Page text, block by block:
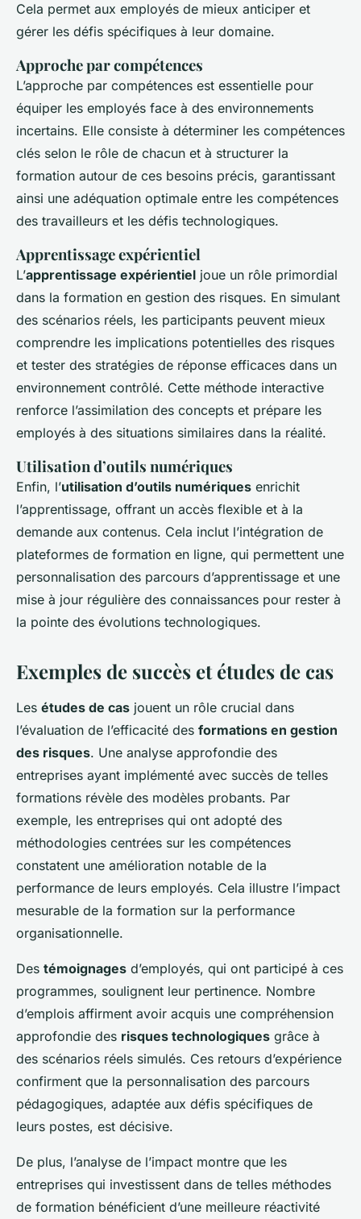
Cela permet aux employés de mieux anticiper et
gérer les défis spécifiques à leur domaine.
Approche par compétences
L’approche par compétences est essentielle pour
équiper les employés face à des environnements
incertains. Elle consiste à déterminer les compétences
clés selon le rôle de chacun et à structurer la
formation autour de ces besoins précis, garantissant
ainsi une adéquation optimale entre les compétences
des travailleurs et les défis technologiques.
Apprentissage expérientiel
L’apprentissage expérientiel joue un rôle primordial
dans la formation en gestion des risques. En simulant
des scénarios réels, les participants peuvent mieux
comprendre les implications potentielles des risques
et tester des stratégies de réponse efficaces dans un
environnement contrôlé. Cette méthode interactive
renforce l’assimilation des concepts et prépare les
employés à des situations similaires dans la réalité.
Utilisation d’outils numériques
Enfin, l’utilisation d’outils numériques enrichit
l’apprentissage, offrant un accès flexible et à la
demande aux contenus. Cela inclut l’intégration de
plateformes de formation en ligne, qui permettent une
personnalisation des parcours d’apprentissage et une
mise à jour régulière des connaissances pour rester à
la pointe des évolutions technologiques.
Exemples de succès et études de cas
Les études de cas jouent un rôle crucial dans
l’évaluation de l’efficacité des formations en gestion
des risques. Une analyse approfondie des
entreprises ayant implémenté avec succès de telles
formations révèle des modèles probants. Par
exemple, les entreprises qui ont adopté des
méthodologies centrées sur les compétences
constatent une amélioration notable de la
performance de leurs employés. Cela illustre l’impact
mesurable de la formation sur la performance
organisationnelle.
Des témoignages d’employés, qui ont participé à ces
programmes, soulignent leur pertinence. Nombre
d’emplois affirment avoir acquis une compréhension
approfondie des risques technologiques grâce à
des scénarios réels simulés. Ces retours d’expérience
confirment que la personnalisation des parcours
pédagogiques, adaptée aux défis spécifiques de
leurs postes, est décisive.
De plus, l’analyse de l’impact montre que les
entreprises qui investissent dans de telles méthodes
de formation bénéficient d’une meilleure réactivité